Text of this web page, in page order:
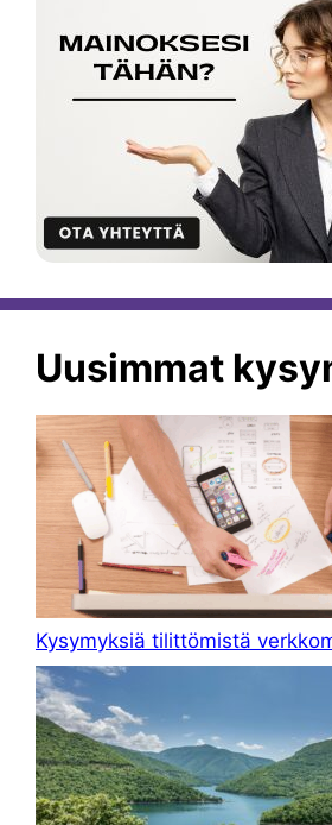
Uusimmat
Kysymyksiä tilittömistä